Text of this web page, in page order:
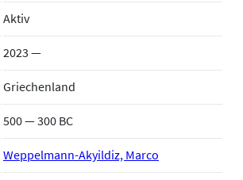
Aktiv
2023 —
Griechenland
500 — 300 BC
Weppelmann-Akyildiz, Marco